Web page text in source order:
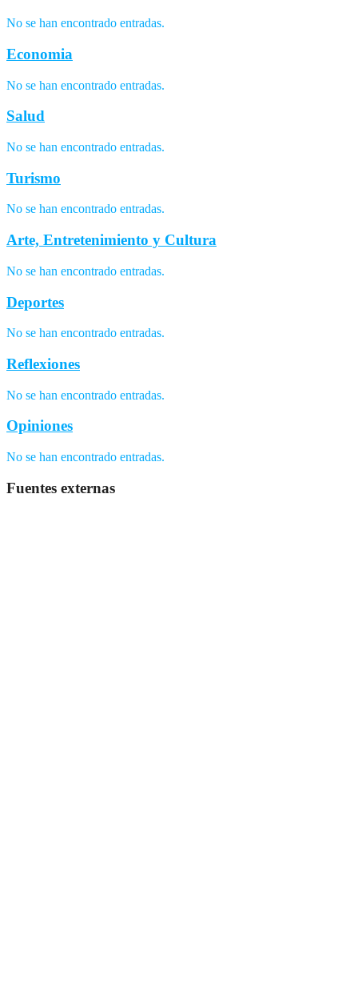
No se han encontrado entradas.
Economia
No se han encontrado entradas.
Salud
No se han encontrado entradas.
Turismo
No se han encontrado entradas.
Arte, Entretenimiento y Cultura
No se han encontrado entradas.
Deportes
No se han encontrado entradas.
Reflexiones
No se han encontrado entradas.
Opiniones
No se han encontrado entradas.
Fuentes externas